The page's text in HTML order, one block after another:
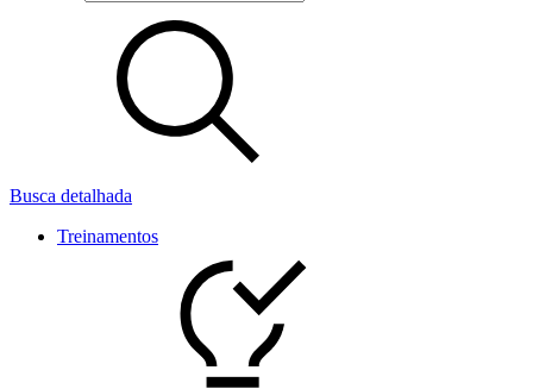
Busca detalhada
Treinamentos